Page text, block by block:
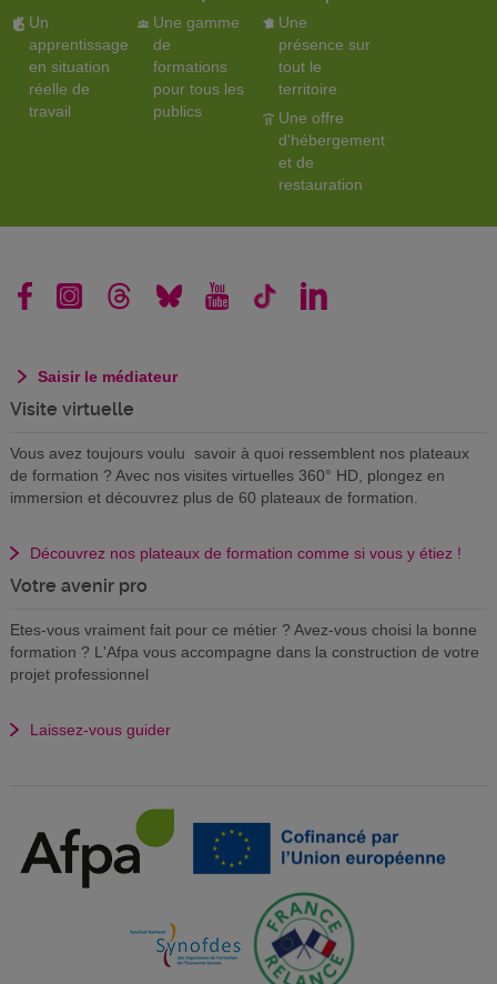
Un
apprentissage
en situation
réelle de
travail
Une gamme
de
formations
pour tous les
publics
Une
présence sur
tout le
territoire
Une offre
d'hébergement
et de
restauration
Saisir le médiateur
Visite virtuelle
Vous avez toujours voulu savoir à quoi ressemblent nos plateaux
de formation ? Avec nos visites virtuelles 360° HD, plongez en
immersion et découvrez plus de 60 plateaux de formation.
Découvrez nos plateaux de formation comme si vous y étiez !
Votre avenir pro
Etes-vous vraiment fait pour ce métier ? Avez-vous choisi la bonne
formation ? L'Afpa vous accompagne dans la construction de votre
projet professionnel
Laissez-vous guider